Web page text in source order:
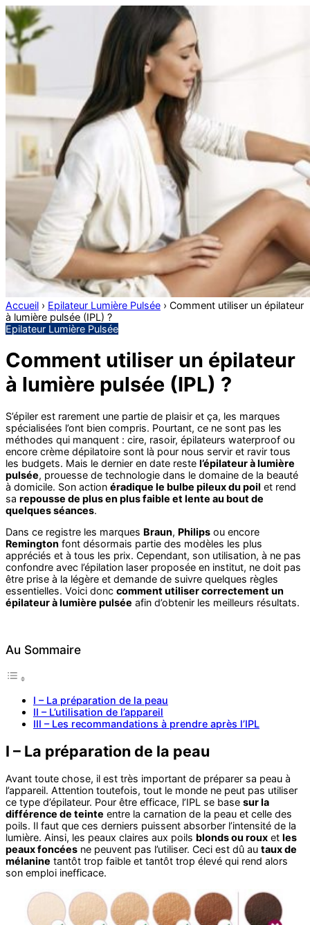
Accueil › Epilateur Lumière Pulsée › Comment utiliser un épilateur
à lumière pulsée (IPL) ?
Epilateur Lumière Pulsée
Comment utiliser un épilateur
à lumière pulsée (IPL) ?
S’épiler est rarement une partie de plaisir et ça, les marques
spécialisées l’ont bien compris. Pourtant, ce ne sont pas les
méthodes qui manquent : cire, rasoir, épilateurs waterproof ou
encore crème dépilatoire sont là pour nous servir et ravir tous
les budgets. Mais le dernier en date reste l’épilateur à lumière
pulsée, prouesse de technologie dans le domaine de la beauté
à domicile. Son action éradique le bulbe pileux du poil et rend
sa repousse de plus en plus faible et lente au bout de
quelques séances.
Dans ce registre les marques Braun, Philips ou encore
Remington font désormais partie des modèles les plus
appréciés et à tous les prix. Cependant, son utilisation, à ne pas
confondre avec l’épilation laser proposée en institut, ne doit pas
être prise à la légère et demande de suivre quelques règles
essentielles. Voici donc comment utiliser correctement un
épilateur à lumière pulsée afin d’obtenir les meilleurs résultats.
Au Sommaire
I – La préparation de la peau
II – L’utilisation de l’appareil
III – Les recommandations à prendre après l’IPL
I – La préparation de la peau
Avant toute chose, il est très important de préparer sa peau à
l’appareil. Attention toutefois, tout le monde ne peut pas utiliser
ce type d’épilateur. Pour être efficace, l’IPL se base sur la
différence de teinte entre la carnation de la peau et celle des
poils. Il faut que ces derniers puissent absorber l’intensité de la
lumière. Ainsi, les peaux claires aux poils blonds ou roux et les
peaux foncées ne peuvent pas l’utiliser. Ceci est dû au taux de
mélanine tantôt trop faible et tantôt trop élevé qui rend alors
son emploi inefficace.